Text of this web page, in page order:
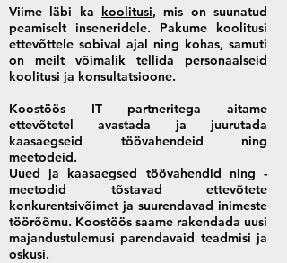
Viime läbi ka koolitusi, mis on suunatud
peamiselt inseneridele. Pakume koolitusi
ettevõttele sobival ajal ning kohas, samuti
on meilt võimalik tellida personaalseid
koolitusi ja konsultatsioone.
Koostöös IT partneritega aitame
ettevõtetel avastada ja juurutada
kaasaegseid töövahendeid ning
meetodeid.
Uued ja kaasaegsed töövahendid ning -
meetodid tõstavad ettevõtete
konkurentsivõimet ja suurendavad inimeste
töörõõmu. Koostöös saame rakendada uusi
majandustulemusi parendavaid teadmisi ja
oskusi.